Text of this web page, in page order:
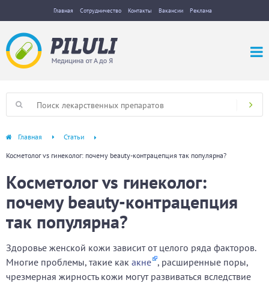
Главная Сотрудничество Контакты Вакансии Реклама
Главная Статьи
Косметолог vs гинеколог: почему beauty-контрацепция так популярна?
Косметолог vs гинеколог:
почему beauty-контрацепция
так популярна?
Здоровье женской кожи зависит от целого ряда факторов.
Многие проблемы, такие как акне , расширенные поры,
чрезмерная жирность кожи могут развиваться вследствие